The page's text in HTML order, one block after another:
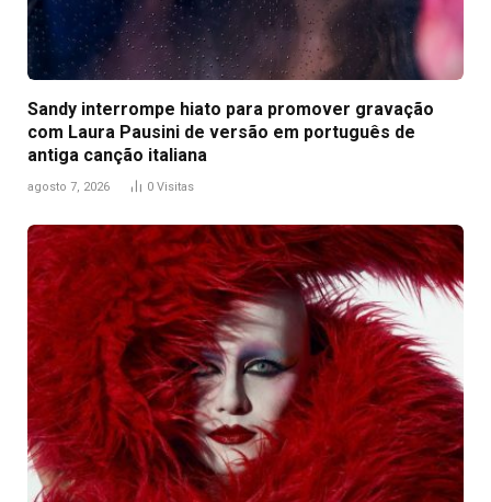
Sandy interrompe hiato para promover gravação
com Laura Pausini de versão em português de
antiga canção italiana
agosto 7, 2026 0 Visitas